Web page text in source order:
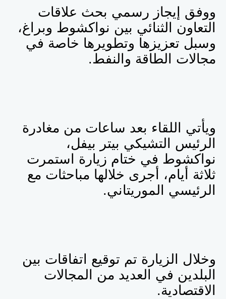
ووفق إيجاز رسمي بحث علاقات
التعاون الثنائي بين نواكشوط وبراغ،
وسبل تعزيزها وتطويرها خاصة في
مجالات الطاقة والنفط.
ويأتي اللقاء بعد ساعات من مغادرة
الرئيس التشيكي بيتر بيفل،
نواكشوط في ختام زيارة استمرت
ثلاثة أيام، أجرى خلالها مباحثات مع
الرئيسي الموريتاني.
وخلال الزيارة تم توقيع اتفاقات بين
البلدين في العديد من المجالات
الاقتصادية.